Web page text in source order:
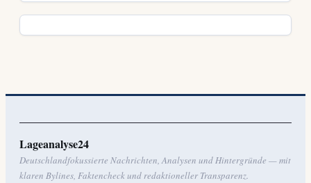
Lageanalyse24
Deutschlandfokussierte Nachrichten, Analysen und Hintergründe — mit
klaren Bylines, Faktencheck und redaktioneller Transparenz.